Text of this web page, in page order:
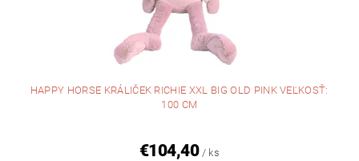
HAPPY HORSE KRÁLIČEK RICHIE XXL BIG OLD PINK VEĽKOSŤ:
100 CM
€104,40 / ks